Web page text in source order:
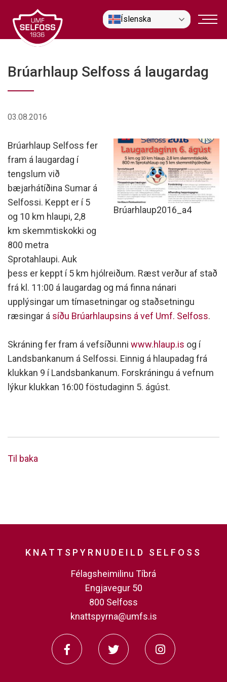
efni
Íslenska
Brúarhlaup Selfoss á laugardag
03.08.2016
Brúarhlaup2016_a4
Brúarhlaup Selfoss fer
fram á laugardag í
tengslum við
bæjarhátíðina Sumar á
Selfossi. Keppt er í 5
og 10 km hlaupi, 2,8
km skemmtiskokki og
800 metra
Sprotahlaupi. Auk
þess er keppt í 5 km hjólreiðum. Ræst verður af stað
frá kl. 11:00 á laugardag og má finna nánari
upplýsingar um tímasetningar og staðsetningu
ræsingar á síðu Brúarhlaupsins á vef Umf. Selfoss.
Skráning fer fram á vefsíðunni www.hlaup.is og í
Landsbankanum á Selfossi. Einnig á hlaupadag frá
klukkan 9 í Landsbankanum. Forskráningu á vefnum
lýkur klukkan 16:00 föstudaginn 5. ágúst.
Til baka
KNATTSPYRNUDEILD SELFOSS
Félagsheimilinu Tíbrá
Engjavegur 50
800 Selfoss
knattspyrna@umfs.is